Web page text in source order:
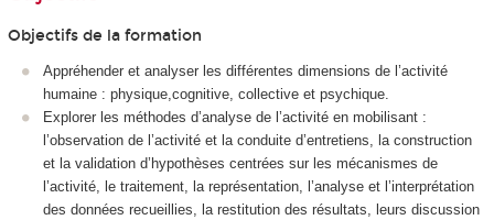
Objectifs de la formation
Appréhender et analyser les différentes dimensions de l’activité
humaine : physique,cognitive, collective et psychique.
Explorer les méthodes d’analyse de l’activité en mobilisant :
l’observation de l’activité et la conduite d’entretiens, la construction
et la validation d’hypothèses centrées sur les mécanismes de
l’activité, le traitement, la représentation, l’analyse et l’interprétation
des données recueillies, la restitution des résultats, leurs discussion